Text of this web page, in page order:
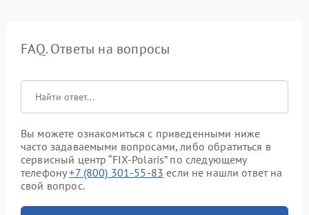
FAQ. Ответы на вопросы
Вы можете ознакомиться с приведенными ниже
часто задаваемыми вопросами, либо обратиться в
сервисный центр “FIX-Polaris” по следующему
телефону+7 (800) 301-55-83 если не нашли ответ на
свой вопрос.